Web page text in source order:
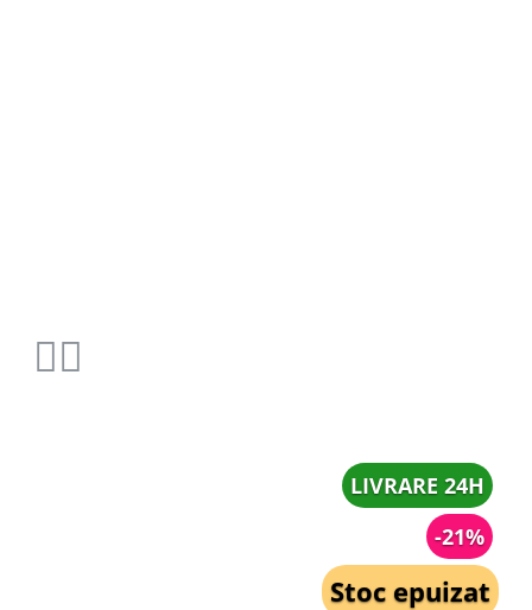
LIVRARE 24H
-21%
Stoc epuizat